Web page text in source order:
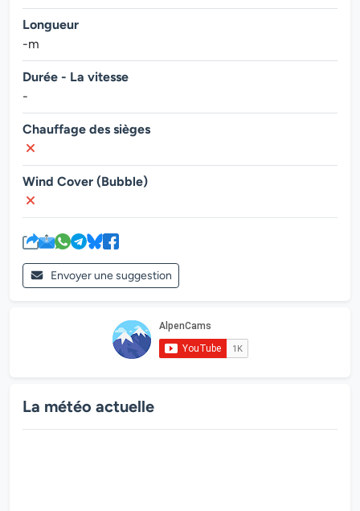
Longueur
-m
Durée - La vitesse
-
Chauffage des sièges
Wind Cover (Bubble)
Envoyer une suggestion
La météo actuelle